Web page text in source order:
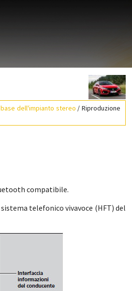
dell'impianto stereo / Riproduzione
compatibile.
telefonico vivavoce (HFT) del